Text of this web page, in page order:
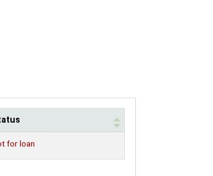
for loan